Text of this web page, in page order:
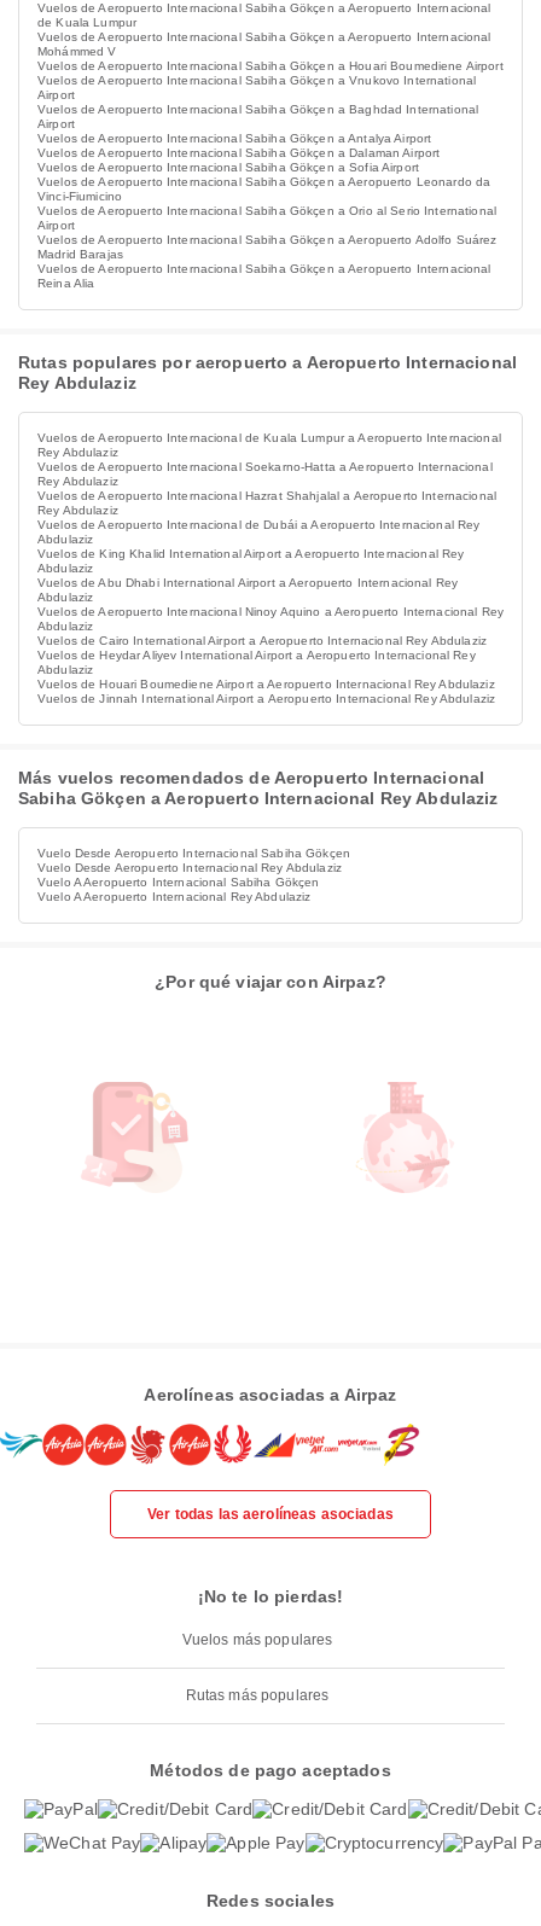
Vuelos de Aeropuerto Internacional Sabiha Gökçen a Aeropuerto Internacional
de Kuala Lumpur
Vuelos de Aeropuerto Internacional Sabiha Gökçen a Aeropuerto Internacional
Mohámmed V
Vuelos de Aeropuerto Internacional Sabiha Gökçen a Houari Boumediene Airport
Vuelos de Aeropuerto Internacional Sabiha Gökçen a Vnukovo International
Airport
Vuelos de Aeropuerto Internacional Sabiha Gökçen a Baghdad International
Airport
Vuelos de Aeropuerto Internacional Sabiha Gökçen a Antalya Airport
Vuelos de Aeropuerto Internacional Sabiha Gökçen a Dalaman Airport
Vuelos de Aeropuerto Internacional Sabiha Gökçen a Sofia Airport
Vuelos de Aeropuerto Internacional Sabiha Gökçen a Aeropuerto Leonardo da
Vinci-Fiumicino
Vuelos de Aeropuerto Internacional Sabiha Gökçen a Orio al Serio International
Airport
Vuelos de Aeropuerto Internacional Sabiha Gökçen a Aeropuerto Adolfo Suárez
Madrid Barajas
Vuelos de Aeropuerto Internacional Sabiha Gökçen a Aeropuerto Internacional
Reina Alia
Rutas populares por aeropuerto a Aeropuerto Internacional
Rey Abdulaziz
Vuelos de Aeropuerto Internacional de Kuala Lumpur a Aeropuerto Internacional
Rey Abdulaziz
Vuelos de Aeropuerto Internacional Soekarno-Hatta a Aeropuerto Internacional
Rey Abdulaziz
Vuelos de Aeropuerto Internacional Hazrat Shahjalal a Aeropuerto Internacional
Rey Abdulaziz
Vuelos de Aeropuerto Internacional de Dubái a Aeropuerto Internacional Rey
Abdulaziz
Vuelos de King Khalid International Airport a Aeropuerto Internacional Rey
Abdulaziz
Vuelos de Abu Dhabi International Airport a Aeropuerto Internacional Rey
Abdulaziz
Vuelos de Aeropuerto Internacional Ninoy Aquino a Aeropuerto Internacional Rey
Abdulaziz
Vuelos de Cairo International Airport a Aeropuerto Internacional Rey Abdulaziz
Vuelos de Heydar Aliyev International Airport a Aeropuerto Internacional Rey
Abdulaziz
Vuelos de Houari Boumediene Airport a Aeropuerto Internacional Rey Abdulaziz
Vuelos de Jinnah International Airport a Aeropuerto Internacional Rey Abdulaziz
Más vuelos recomendados de Aeropuerto Internacional
Sabiha Gökçen a Aeropuerto Internacional Rey Abdulaziz
Vuelo Desde Aeropuerto Internacional Sabiha Gökçen
Vuelo Desde Aeropuerto Internacional Rey Abdulaziz
Vuelo A Aeropuerto Internacional Sabiha Gökçen
Vuelo A Aeropuerto Internacional Rey Abdulaziz
¿Por qué viajar con Airpaz?
Aerolíneas asociadas a Airpaz
Ver todas las aerolíneas asociadas
¡No te lo pierdas!
Vuelos más populares
Rutas más populares
Métodos de pago aceptados
Redes sociales